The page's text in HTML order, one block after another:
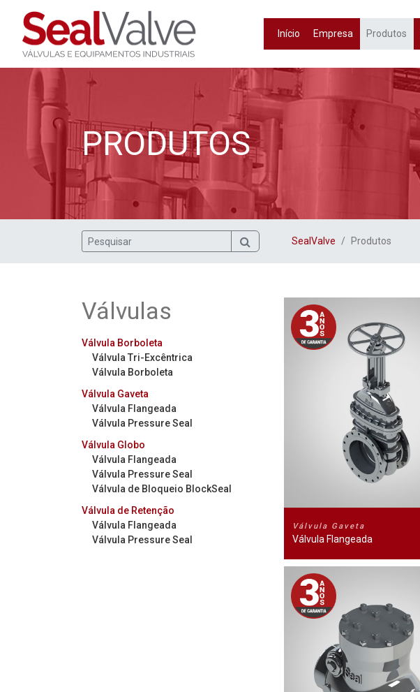
Início Empresa Produtos
PRODUTOS
SealValve Produtos
Válvulas
Válvula Borboleta
Válvula Tri-Excêntrica
Válvula Borboleta
Válvula Gaveta
Válvula Flangeada
Válvula Pressure Seal
Válvula Globo
Válvula Flangeada
Válvula Pressure Seal
Válvula de Bloqueio BlockSeal
Válvula de Retenção
Válvula Flangeada
Válvula Pressure Seal
Válvula Gaveta
Válvula Flangeada